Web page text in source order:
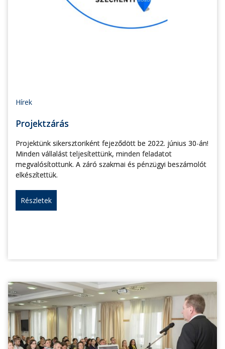
Hírek
Projektzárás
Projektünk sikersztoriként fejeződött be 2022. június 30-án!
Minden vállalást teljesítettünk, minden feladatot
megvalósítottunk. A záró szakmai és pénzügyi beszámolót
elkészítettük.
Részletek